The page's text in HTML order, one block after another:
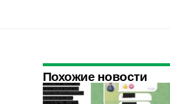
Похожие новости